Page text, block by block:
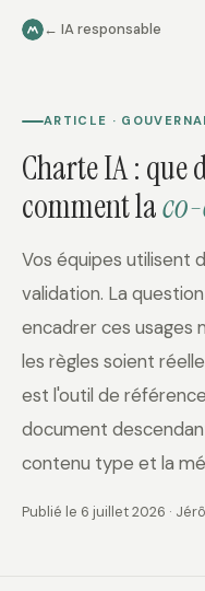
← IA responsable
ARTICLE ·
Charte IA :
comment la
Vos équipes utilisent
validation. La
encadrer ces usages
les règles soient
est l'outil de
document
contenu type et la
Publié le 6 juillet 2026 ·